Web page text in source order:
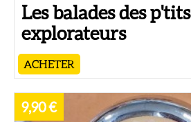
Les balades des p'tits
explorateurs
ACHETER
9,90 €